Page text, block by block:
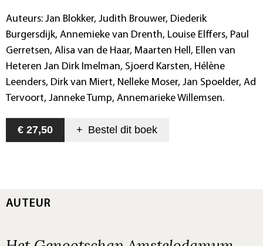
Auteurs: Jan Blokker, Judith Brouwer, Diederik
Burgersdijk, Annemieke van Drenth, Louise Elffers, Paul
Gerretsen, Alisa van de Haar, Maarten Hell, Ellen van
Heteren Jan Dirk Imelman, Sjoerd Karsten, Hélène
Leenders, Dirk van Miert, Nelleke Moser, Jan Spoelder, Ad
Tervoort, Janneke Tump, Annemarieke Willemsen.
€ 27,50 + Bestel dit boek
AUTEUR